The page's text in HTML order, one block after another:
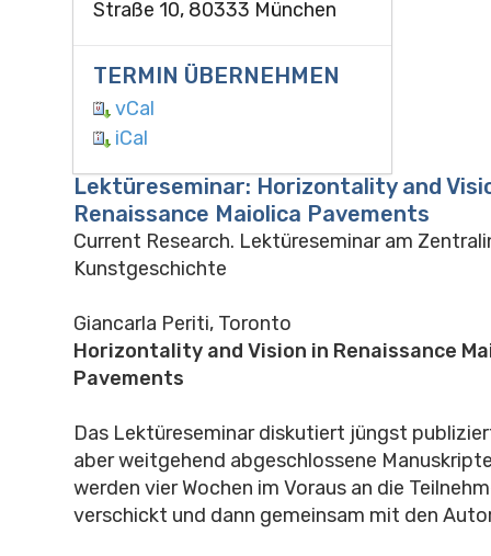
Straße 10, 80333 München
TERMIN ÜBERNEHMEN
vCal
iCal
Lektüreseminar: Horizontality and
Renaissance Maiolica Pavements
Current Research. Lektüreseminar am
Kunstgeschichte
Giancarla Periti, Toronto
Horizontality and Vision in Renaissance
Pavements
Das Lektüreseminar diskutiert jüngst
aber weitgehend abgeschlossene
werden vier Wochen im Voraus an die
verschickt und dann gemeinsam mit den